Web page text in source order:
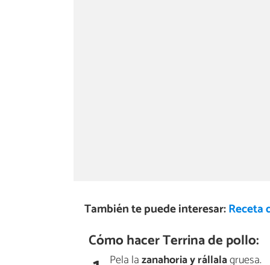
También te puede interesar:Receta
Cómo hacer Terrina de pollo:
Pela lazanahoria y rállalagruesa.